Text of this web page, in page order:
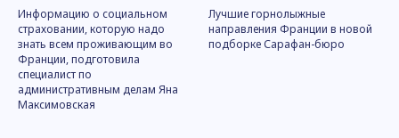
Информацию о социальном
страховании, которую надо
знать всем проживающим во
Франции, подготовила
специалист по
административным делам Яна
Максимовская
Лучшие горнолыжные
направления Франции в новой
подборке Сарафан-бюро